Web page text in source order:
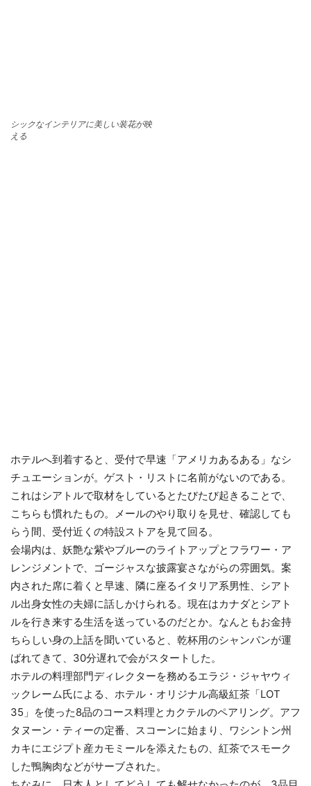
シックなインテリアに美しい装花が映
える
ホテルへ到着すると、受付で早速「アメリカあるある」なシ
チュエーションが。ゲスト・リストに名前がないのである。
これはシアトルで取材をしているとたびたび起きることで、
こちらも慣れたもの。メールのやり取りを見せ、確認しても
らう間、受付近くの特設ストアを見て回る。
会場内は、妖艶な紫やブルーのライトアップとフラワー・ア
レンジメントで、ゴージャスな披露宴さながらの雰囲気。案
内された席に着くと早速、隣に座るイタリア系男性、シアト
ル出身女性の夫婦に話しかけられる。現在はカナダとシアト
ルを行き来する生活を送っているのだとか。なんともお金持
ちらしい身の上話を聞いていると、乾杯用のシャンパンが運
ばれてきて、30分遅れで会がスタートした。
ホテルの料理部門ディレクターを務めるエラジ・ジャヤウィ
ックレーム氏による、ホテル・オリジナル高級紅茶「LOT
35」を使った8品のコース料理とカクテルのペアリング。アフ
タヌーン・ティーの定番、スコーンに始まり、ワシントン州
カキにエジプト産カモミールを添えたもの、紅茶でスモーク
した鴨胸肉などがサーブされた。